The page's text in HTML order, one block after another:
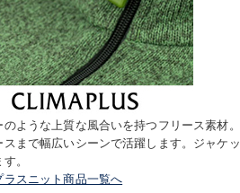
のような上質な風合いを持つフリース素材
スまで幅広いシーンで活躍します。ジャケ
。
ラスニット商品一覧へ